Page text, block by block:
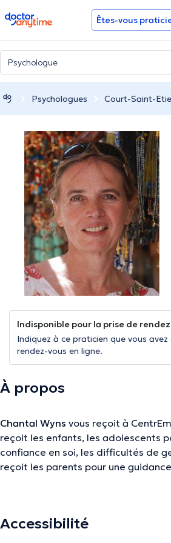
doctoranytime Êtes-vous
Psychologues Court-Saint-
Indisponible pour la prise de
Indiquez à ce praticien que vous
rendez-vous en ligne.
À propos
Chantal Wyns vous reçoit à
reçoit les enfants, les adolescents
confiance en soi, les difficultés de
reçoit les parents pour une
professionnelles liées au stress, au
Accessibilité